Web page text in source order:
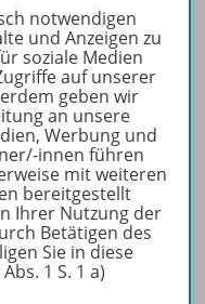
notwendigen
und Anzeigen zu
soziale Medien
auf unserer
geben wir
an unsere
Werbung und
innen führen
mit weiteren
bereitgestellt
Ihrer Nutzung der
Betätigen des
Sie in diese
1 S. 1 a)